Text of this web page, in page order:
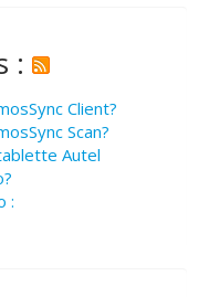
:
Client?
Scan?
Autel
: